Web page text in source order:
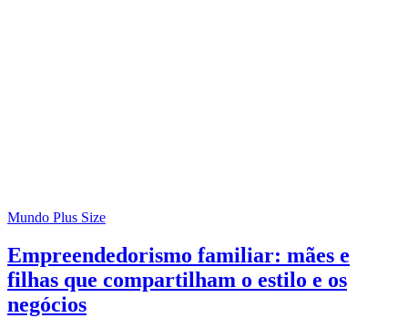
Mundo Plus Size
Empreendedorismo familiar: mães e
filhas que compartilham o estilo e os
negócios